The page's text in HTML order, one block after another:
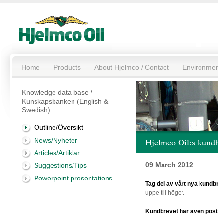
Home Products About Hjelmco / Contact
Knowledge data base /
Kunskapsbanken (English &
Swedish)
Outline/Översikt
News/Nyheter
Articles/Artiklar
Suggestions/Tips
Powerpoint presentations
Hjelmco Oil:s
09 March 2012
Tag del av vårt nya
uppe till höger.
Kundbrevet har även